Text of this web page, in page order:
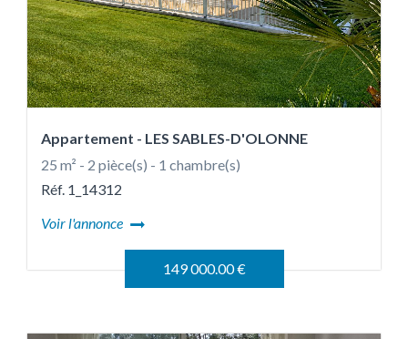
Appartement - LES SABLES-D'OLONNE
25 m² - 2 pièce(s) - 1 chambre(s)
Réf. 1_14312
Voir l'annonce
149 000.00 €